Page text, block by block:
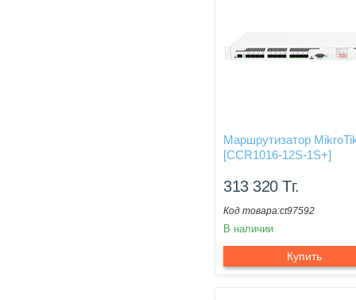
Маршрутизатор
[CCR1016-12S-1S+]
313 320Тг.
ct97592
В наличии
Купить